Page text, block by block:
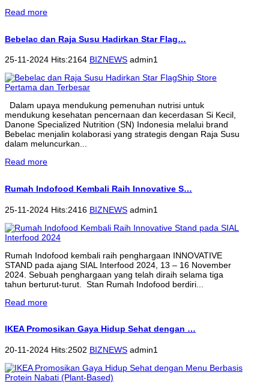
Read more
Bebelac dan Raja Susu Hadirkan Star Flag…
25-11-2024 Hits:2164 BIZNEWS admin1
Dalam upaya mendukung pemenuhan nutrisi untuk
mendukung kesehatan pencernaan dan kecerdasan Si Kecil,
Danone Specialized Nutrition (SN) Indonesia melalui brand
Bebelac menjalin kolaborasi yang strategis dengan Raja Susu
dalam meluncurkan...
Read more
Rumah Indofood Kembali Raih Innovative S…
25-11-2024 Hits:2416 BIZNEWS admin1
Rumah Indofood kembali raih penghargaan INNOVATIVE
STAND pada ajang SIAL Interfood 2024, 13 – 16 November
2024. Sebuah penghargaan yang telah diraih selama tiga
tahun berturut-turut. Stan Rumah Indofood berdiri...
Read more
IKEA Promosikan Gaya Hidup Sehat dengan …
20-11-2024 Hits:2502 BIZNEWS admin1